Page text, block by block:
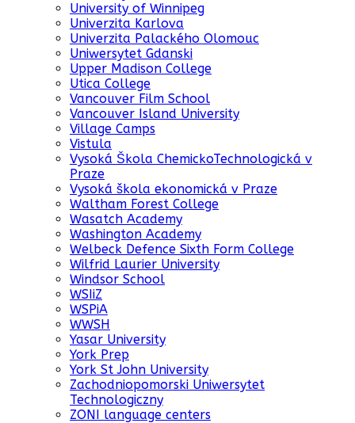
University of Winnipeg
Univerzita Karlova
Univerzita Palackého Olomouc
Uniwersytet Gdanski
Upper Madison College
Utica College
Vancouver Film School
Vancouver Island University
Village Camps
Vistula
Vysoká Škola ChemickoTechnologická v
Praze
Vysoká škola ekonomická v Praze
Waltham Forest College
Wasatch Academy
Washington Academy
Welbeck Defence Sixth Form College
Wilfrid Laurier University
Windsor School
WSIiZ
WSPiA
WWSH
Yasar University
York Prep
York St John University
Zachodniopomorski Uniwersytet
Technologiczny
ZONI language centers